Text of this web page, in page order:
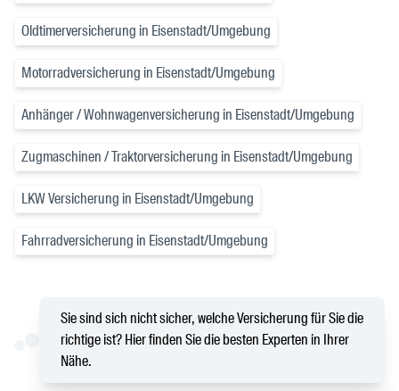
Oldtimerversicherung in Eisenstadt/Umgebung
Motorradversicherung in Eisenstadt/Umgebung
Anhänger / Wohnwagenversicherung in Eisenstadt/Umgebung
Zugmaschinen / Traktorversicherung in Eisenstadt/Umgebung
LKW Versicherung in Eisenstadt/Umgebung
Fahrradversicherung in Eisenstadt/Umgebung
Sie sind sich nicht sicher, welche Versicherung für Sie die
richtige ist? Hier finden Sie die besten Experten in Ihrer
Nähe.